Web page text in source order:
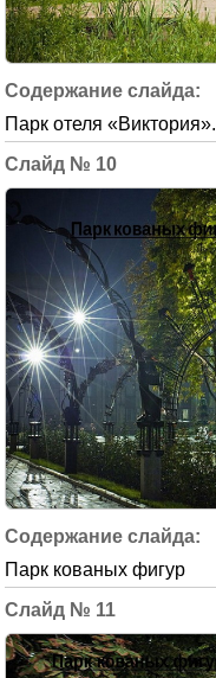
Парк отеля «Виктория».
10
Парк кованых фигур
11